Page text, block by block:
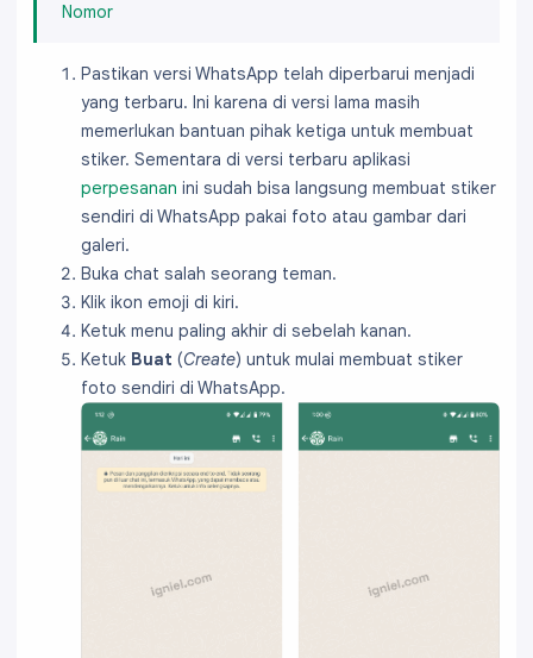
Nomor
Pastikan versi WhatsApp telah diperbarui menjadi
yang terbaru. Ini karena di versi lama masih
memerlukan bantuan pihak ketiga untuk membuat
stiker. Sementara di versi terbaru aplikasi
perpesanan ini sudah bisa langsung membuat stiker
sendiri di WhatsApp pakai foto atau gambar dari
galeri.
Buka chat salah seorang teman.
Klik ikon emoji di kiri.
Ketuk menu paling akhir di sebelah kanan.
Ketuk Buat (Create) untuk mulai membuat stiker
foto sendiri di WhatsApp.